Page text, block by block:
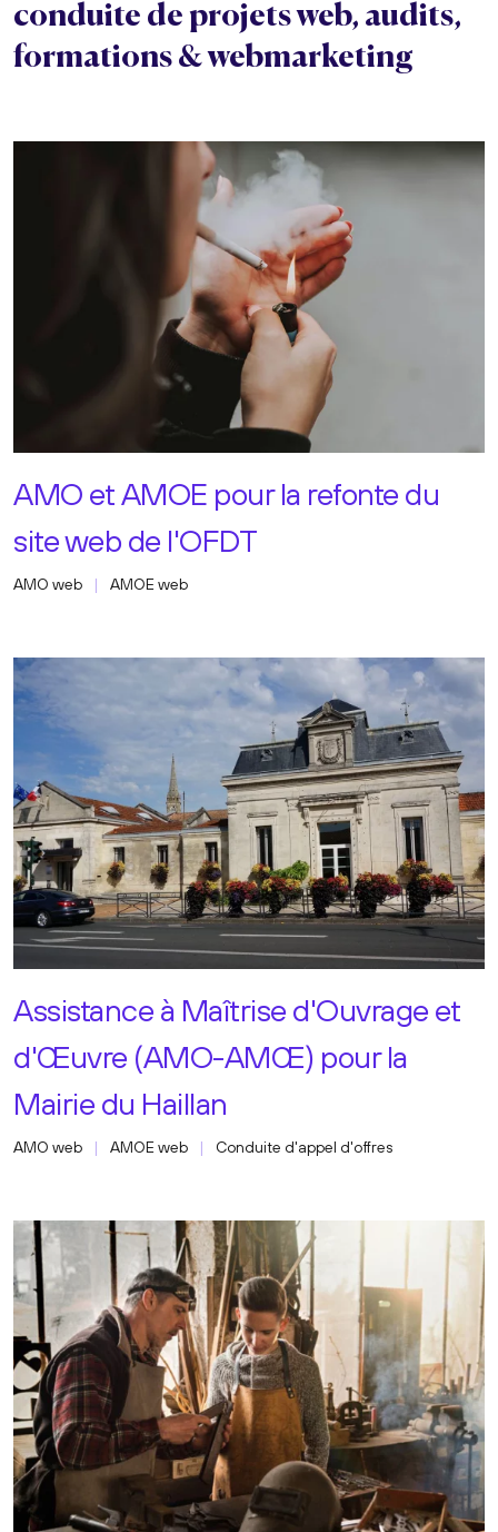
conduite de projets web, audits,
formations & webmarketing
AMO et AMOE pour la refonte du
site web de l'OFDT
AMO web AMOE web
Assistance à Maîtrise d'Ouvrage et
d'Œuvre (AMO-AMŒ) pour la
Mairie du Haillan
AMO web AMOE web Conduite d'appel d'offres